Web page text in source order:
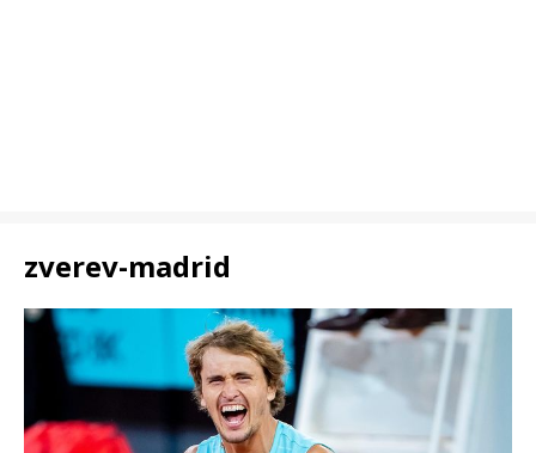
zverev-madrid